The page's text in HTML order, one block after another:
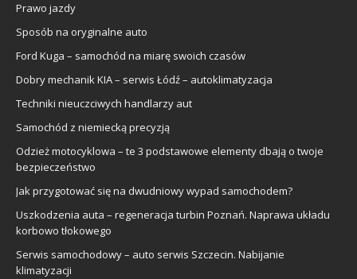
Prawo jazdy
Sposób na oryginalne auto
Ford Kuga – samochód na miarę swoich czasów
Dobry mechanik KIA – serwis Łódź – autoklimatyzacja
Techniki nieuczciwych handlarzy aut
Samochód z niemiecką precyzją
Odzież motocyklowa – te 3 podstawowe elementy dbają o twoje
bezpieczeństwo
Jak przygotować się na dwudniowy wypad samochodem?
Uszkodzenia auta – regeneracja turbin Poznań. Naprawa układu
korbowo tłokowego
Serwis samochodowy – auto serwis Szczecin. Nabijanie
klimatyzacji